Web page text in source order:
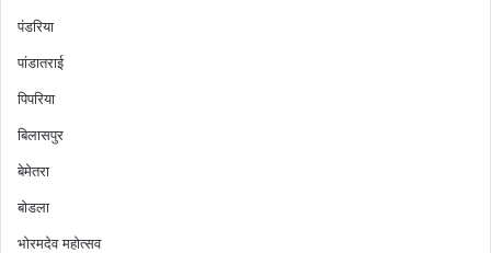
पंडरिया
पांडातराई
पिपरिया
बिलासपुर
बेमेतरा
बोडला
भोरमदेव महोत्सव